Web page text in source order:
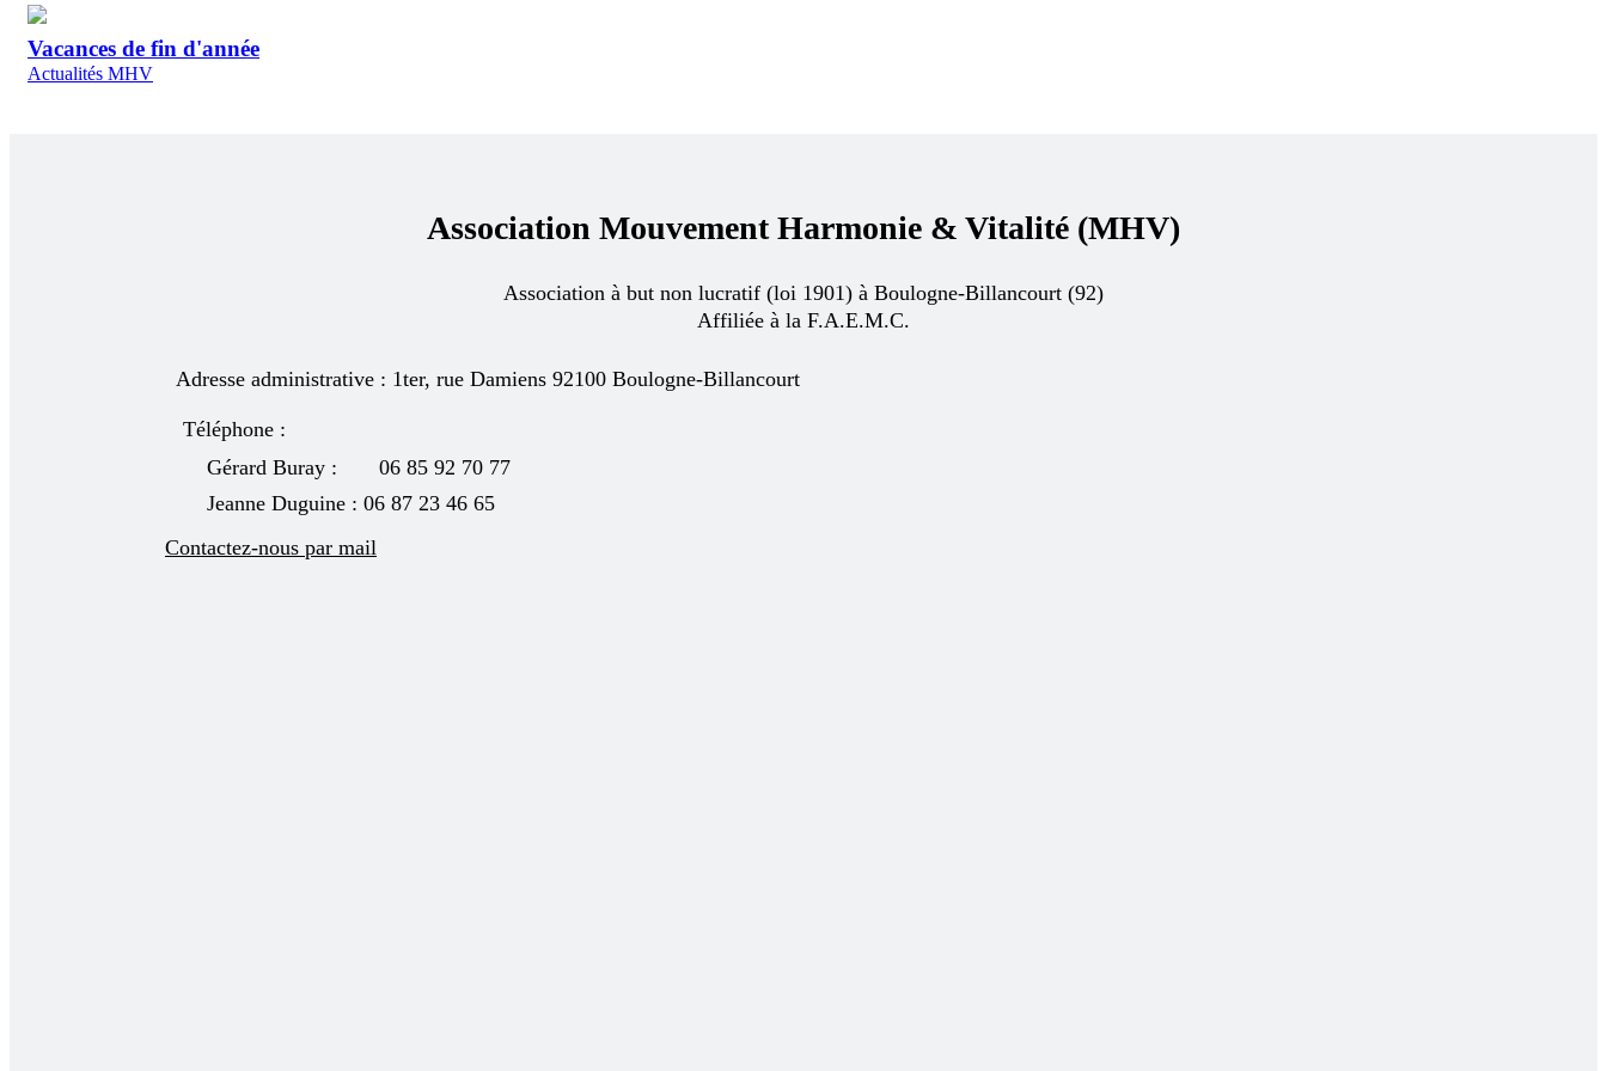
Vacances de fin d'année
Actualités MHV
Association Mouvement Harmonie & Vitalité (MHV)
Association à but non lucratif (loi 1901) à Boulogne-Billancourt (92)
Affiliée à la F.A.E.M.C.
Adresse administrative : 1ter, rue Damiens 92100 Boulogne-Billancourt
Téléphone :
Gérard Buray : 06 85 92 70 77
Jeanne Duguine : 06 87 23 46 65
Contactez-nous par mail